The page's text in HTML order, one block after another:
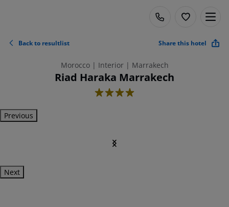
Back to resultlist Share this hotel
Morocco | Interior | Marrakech
Riad Haraka Marrakech
4
Previous
Next